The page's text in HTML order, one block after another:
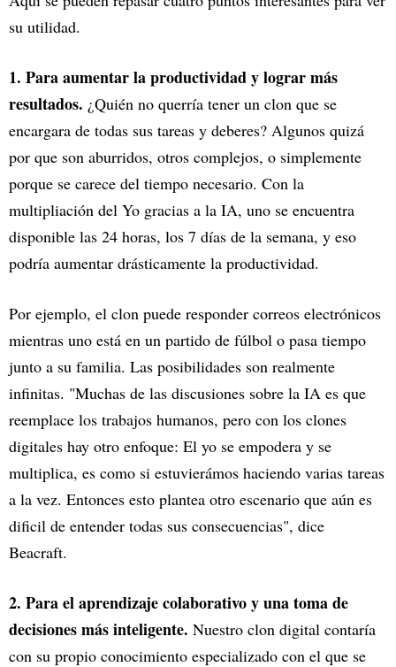
su utilidad.
1. Para aumentar la productividad y lograr más
resultados. ¿Quién no querría tener un clon que se
encargara de todas sus tareas y deberes? Algunos quizá
por que son aburridos, otros complejos, o simplemente
porque se carece del tiempo necesario. Con la
multipliación del Yo gracias a la IA, uno se encuentra
disponible las 24 horas, los 7 días de la semana, y eso
podría aumentar drásticamente la productividad.
Por ejemplo, el clon puede responder correos electrónicos
mientras uno está en un partido de fúlbol o pasa tiempo
junto a su familia. Las posibilidades son realmente
infinitas. "Muchas de las discusiones sobre la IA es que
reemplace los trabajos humanos, pero con los clones
digitales hay otro enfoque: El yo se empodera y se
multiplica, es como si estuvierámos haciendo varias tareas
a la vez. Entonces esto plantea otro escenario que aún es
dificil de entender todas sus consecuencias", dice
Beacraft.
2. Para el aprendizaje colaborativo y una toma de
decisiones más inteligente. Nuestro clon digital contaría
con su propio conocimiento especializado con el que se